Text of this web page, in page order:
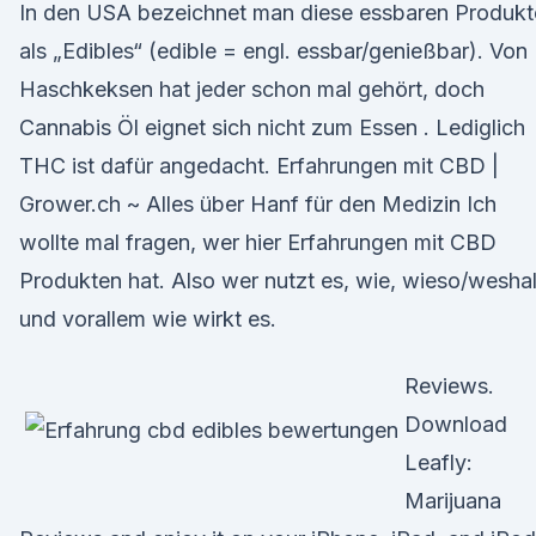
In den USA bezeichnet man diese essbaren
als „Edibles“ (edible = engl. essbar/genießbar). Von
Haschkeksen hat jeder schon mal gehört, doch
Cannabis Öl eignet sich nicht zum Essen . Lediglich
THC ist dafür angedacht. Erfahrungen mit CBD |
Grower.ch ~ Alles über Hanf für den Medizin Ich
wollte mal fragen, wer hier Erfahrungen mit CBD
Produkten hat. Also wer nutzt es, wie, wieso/
und vorallem wie wirkt es.
Reviews.
Download
Leafly:
Marijuana